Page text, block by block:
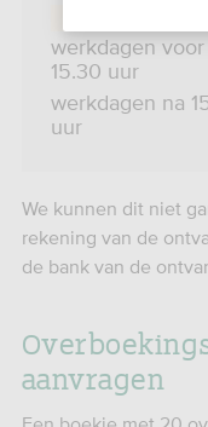
werkdagen voor
15.30 uur
werkdagen na
uur
We kunnen dit niet
rekening van de
de bank van de
aanvragen